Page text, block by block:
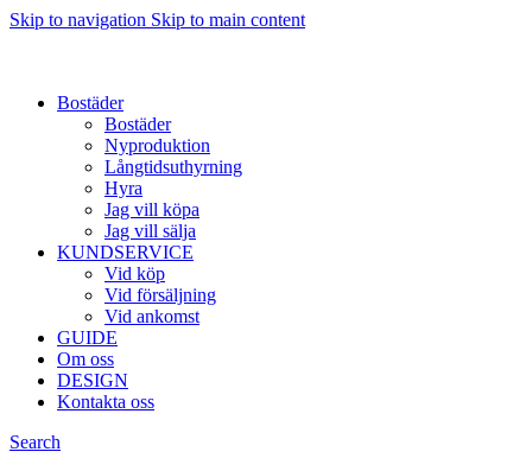
Skip to navigation Skip to main content
Bostäder
Bostäder
Nyproduktion
Långtidsuthyrning
Hyra
Jag vill köpa
Jag vill sälja
KUNDSERVICE
Vid köp
Vid försäljning
Vid ankomst
GUIDE
Om oss
DESIGN
Kontakta oss
Search